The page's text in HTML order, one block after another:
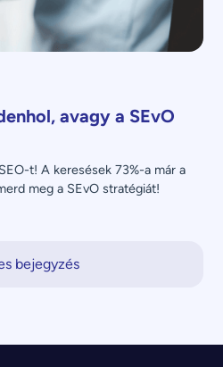
avagy a SEvO
t! A keresések 73%-a már a
meg a SEvO stratégiát!
bejegyzés